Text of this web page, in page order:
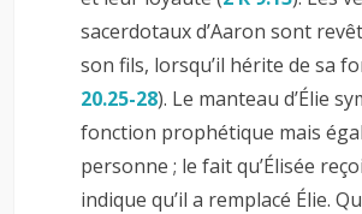
sacerdotaux d’Aaron sont
son fils, lorsqu’il hérite de sa
20.25-28). Le manteau d’Élie
fonction prophétique mais
personne ; le fait qu’Élisée
indique qu’il a remplacé Élie.